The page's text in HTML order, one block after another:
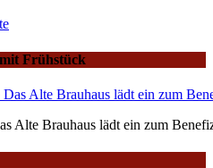
Frühstück
Alte Brauhaus lädt ein zum